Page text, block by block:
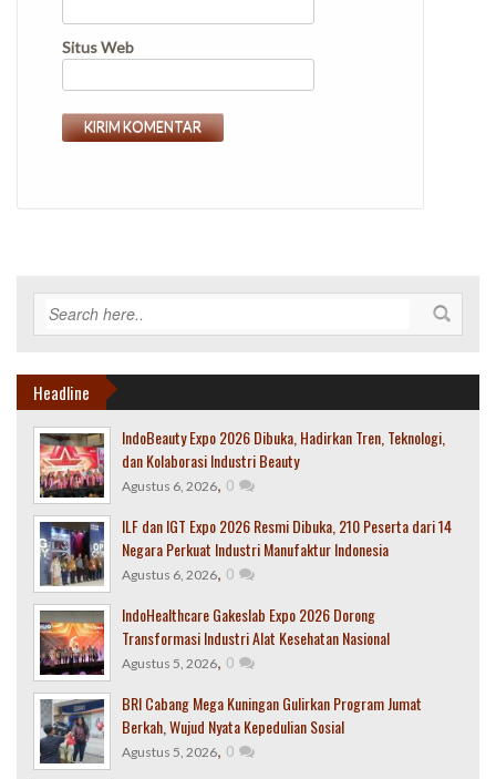
Situs Web
Headline
IndoBeauty Expo 2026 Dibuka, Hadirkan Tren, Teknologi,
dan Kolaborasi Industri Beauty
Agustus 6, 2026, 0
ILF dan IGT Expo 2026 Resmi Dibuka, 210 Peserta dari 14
Negara Perkuat Industri Manufaktur Indonesia
Agustus 6, 2026, 0
IndoHealthcare Gakeslab Expo 2026 Dorong
Transformasi Industri Alat Kesehatan Nasional
Agustus 5, 2026, 0
BRI Cabang Mega Kuningan Gulirkan Program Jumat
Berkah, Wujud Nyata Kepedulian Sosial
Agustus 5, 2026, 0